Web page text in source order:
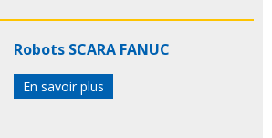
Robots SCARA FANUC
En savoir plus